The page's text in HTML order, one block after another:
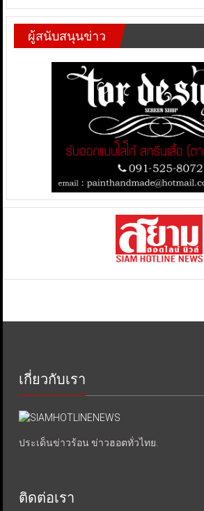
ผู้สนับสนุนข่าว
เกี่ยวกับเรา
ประเด็นข่าวร้อน ข่าวฮอตทั่วไทย.
ติดต่อเรา